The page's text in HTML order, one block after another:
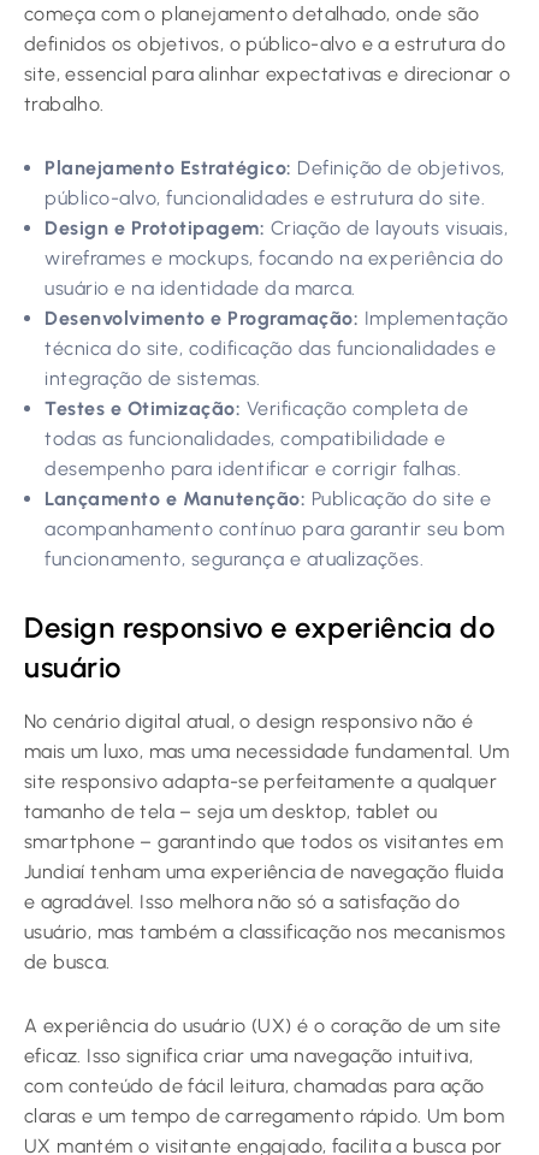
começa com o planejamento detalhado, onde são
definidos os objetivos, o público-alvo e a estrutura do
site, essencial para alinhar expectativas e direcionar o
trabalho.
Planejamento Estratégico: Definição de objetivos,
público-alvo, funcionalidades e estrutura do site.
Design e Prototipagem: Criação de layouts visuais,
wireframes e mockups, focando na experiência do
usuário e na identidade da marca.
Desenvolvimento e Programação: Implementação
técnica do site, codificação das funcionalidades e
integração de sistemas.
Testes e Otimização: Verificação completa de
todas as funcionalidades, compatibilidade e
desempenho para identificar e corrigir falhas.
Lançamento e Manutenção: Publicação do site e
acompanhamento contínuo para garantir seu bom
funcionamento, segurança e atualizações.
Design responsivo e experiência do
usuário
No cenário digital atual, o design responsivo não é
mais um luxo, mas uma necessidade fundamental. Um
site responsivo adapta-se perfeitamente a qualquer
tamanho de tela – seja um desktop, tablet ou
smartphone – garantindo que todos os visitantes em
Jundiaí tenham uma experiência de navegação fluida
e agradável. Isso melhora não só a satisfação do
usuário, mas também a classificação nos mecanismos
de busca.
A experiência do usuário (UX) é o coração de um site
eficaz. Isso significa criar uma navegação intuitiva,
com conteúdo de fácil leitura, chamadas para ação
claras e um tempo de carregamento rápido. Um bom
UX mantém o visitante engajado, facilita a busca por